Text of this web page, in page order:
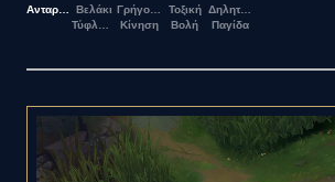
Βελάκι Γρήγορη
Κίνηση
Τοξική
Βολή
Δηλητηριώδης
Παγίδα